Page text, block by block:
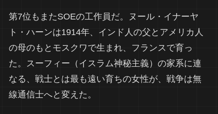
第7位もまたSOEの工作員だ。ヌール・イナーヤ
ト・ハーンは1914年、インド人の父とアメリカ人
の母のもとモスクワで生まれ、フランスで育っ
た。スーフィー（イスラム神秘主義）の家系に連
なる、戦士とは最も遠い育ちの女性が、戦争は無
線通信士へと変えた。